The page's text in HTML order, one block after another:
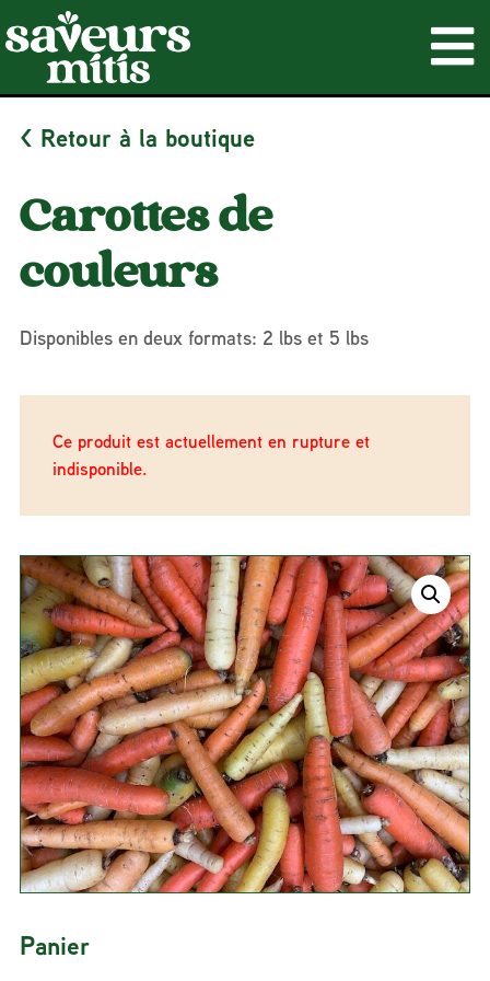
< Retour à la boutique
Carottes de
couleurs
Disponibles en deux formats: 2 lbs et 5 lbs
Ce produit est actuellement en rupture et
indisponible.
Panier